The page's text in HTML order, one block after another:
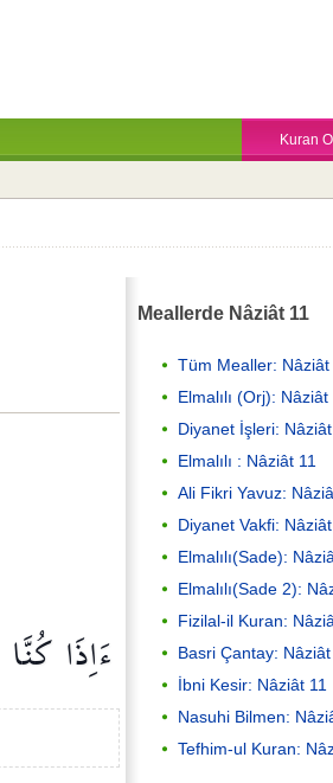
Kuran
ءَاِذَا كُنَّا
Meallerde Nâziât 11
Tüm Mealler: Nâziât
Elmalılı (Orj): Nâziât
Diyanet İşleri: Nâziât
Elmalılı : Nâziât 11
Ali Fikri Yavuz:
Diyanet Vakfi: Nâziât
Elmalılı(Sade):
Elmalılı(Sade 2):
Fizilal-il Kuran:
Basri Çantay: Nâziât
İbni Kesir: Nâziât 11
Nasuhi Bilmen:
Tefhim-ul Kuran: